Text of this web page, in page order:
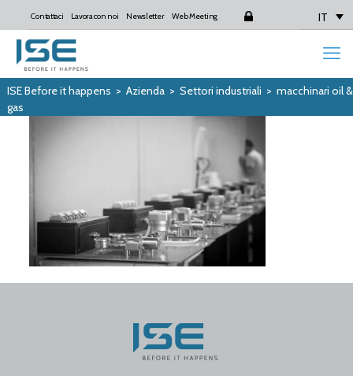
Contattaci Lavora con noi Newsletter Web Meeting IT
ISE Before it happens > Azienda> Settori industriali > macchinari oil &
gas